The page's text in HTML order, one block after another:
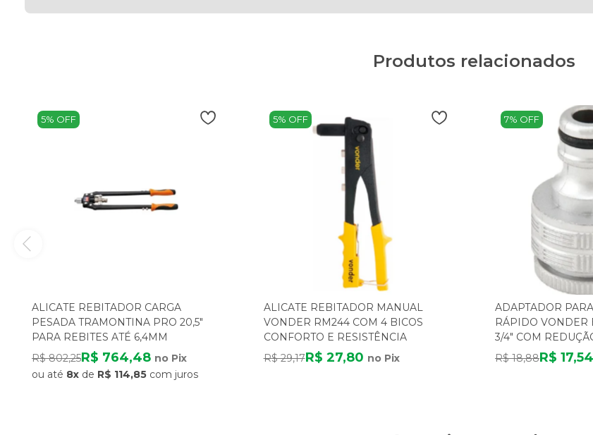
Produtos relacionados
5% OFF
ALICATE REBITADOR CARGA
PESADA TRAMONTINA PRO 20,5"
PARA REBITES ATÉ 6,4MM
R$ 802,25R$ 764,48 no Pix
ou até 8x de R$ 114,85 com juros
5% OFF
ALICATE REBITADOR MANUAL
VONDER RM244 COM 4 BICOS
CONFORTO E RESISTÊNCIA
R$ 29,17R$ 27,80 no Pix
7% OFF
ADAPTADOR
RÁPIDO VONDER
3/4" COM
R$ 18,88R$ 17,54